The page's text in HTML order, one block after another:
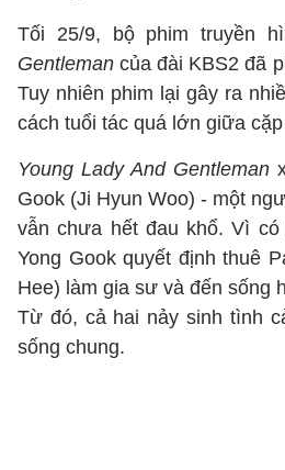
Tối 25/9, bộ phim truyền
Gentleman của đài KBS2 đã
Tuy nhiên phim lại gây ra
cách tuổi tác quá lớn giữa
Young Lady And Gentleman
Gook (Ji Hyun Woo) - một
vẫn chưa hết đau khổ. Vì
Yong Gook quyết định thuê
Hee) làm gia sư và đến sống
Từ đó, cả hai nảy sinh tình
sống chung.